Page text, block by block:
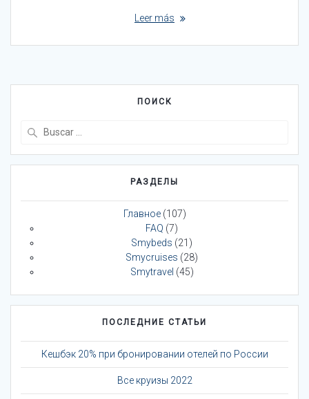
Leer más
ПОИСК
РАЗДЕЛЫ
Главное(107)
FAQ (7)
Smybeds (21)
Smycruises (28)
Smytravel (45)
ПОСЛЕДНИЕ СТАТЬИ
Кешбэк 20% при бронировании отелей по России
Все круизы 2022